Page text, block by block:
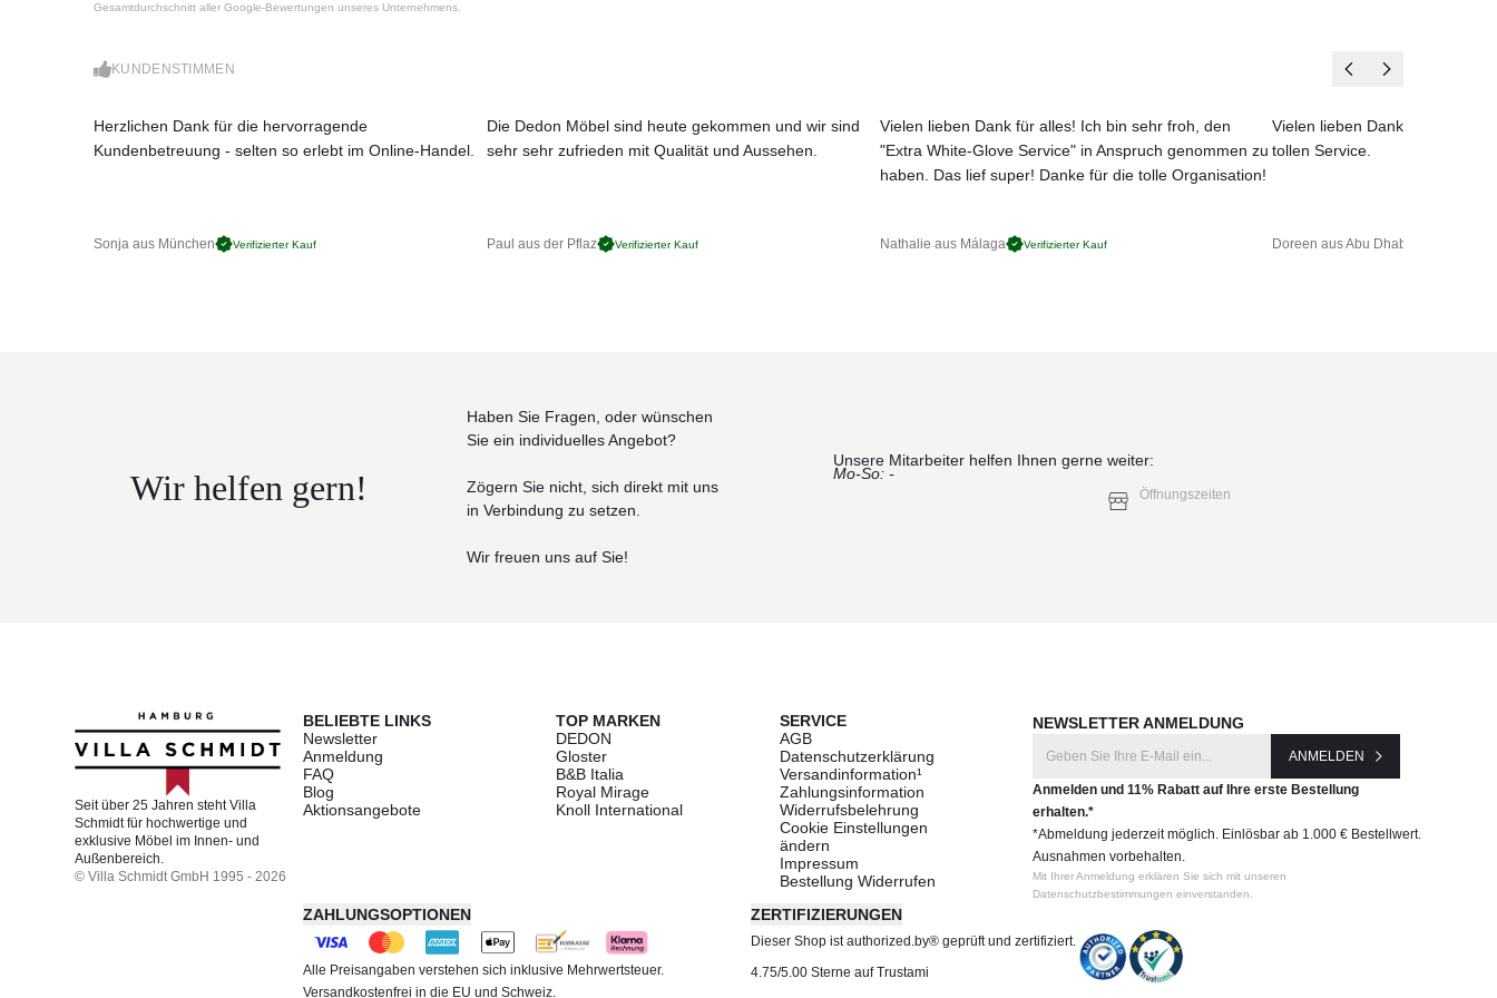
Gestell aus Edelstahl gebürstet
Maße: (B × T × H)
90,5 × 75 × 78,8 cm
JETZT MUSTER BESTELLEN
Gesamtdurchschnitt aller Google-Bewertungen unseres Unternehmens.
KUNDENSTIMMEN
Herzlichen Dank für die hervorragende
Kundenbetreuung - selten so erlebt im Online-Handel.
Sonja aus München Verifizierter Kauf
Die Dedon Möbel sind heute gekommen und wir sind
sehr sehr zufrieden mit Qualität und Aussehen.
Paul aus der Pflaz Verifizierter Kauf
Vielen lieben Dank für alles! Ich bin sehr froh, den
"Extra White-Glove Service" in Anspruch genommen zu
haben. Das lief super! Danke für die tolle Organisation!
Nathalie aus Málaga Verifizierter Kauf
Vielen lieben Dank für das
tollen Service.
Doreen aus Abu Dhabi
Wir helfen gern!
Haben Sie Fragen, oder wünschen
Sie ein individuelles Angebot?
Zögern Sie nicht, sich direkt mit uns
in Verbindung zu setzen.
Wir freuen uns auf Sie!
Unsere Mitarbeiter helfen Ihnen gerne weiter:
Mo-So: -
Öffnungszeiten
Seit über 25 Jahren steht Villa
Schmidt für hochwertige und
exklusive Möbel im Innen- und
Außenbereich.
© Villa Schmidt GmbH 1995 - 2026
BELIEBTE LINKS
Newsletter
Anmeldung
FAQ
Blog
Aktionsangebote
TOP MARKEN
DEDON
Gloster
B&B Italia
Royal Mirage
Knoll International
SERVICE
AGB
Datenschutzerklärung
Versandinformation¹
Zahlungsinformation
Widerrufsbelehrung
Cookie Einstellungen
ändern
Impressum
Bestellung Widerrufen
NEWSLETTER ANMELDUNG
ANMELDEN
Anmelden und 11% Rabatt auf Ihre erste Bestellung
erhalten.*
*Abmeldung jederzeit möglich. Einlösbar ab 1.000 € Bestellwert.
Ausnahmen vorbehalten.
Mit Ihrer Anmeldung erklären Sie sich mit unseren
Datenschutzbestimmungen einverstanden.
ZAHLUNGSOPTIONEN
Alle Preisangaben verstehen sich inklusive Mehrwertsteuer.
Versandkostenfrei in die EU und Schweiz.
ZERTIFIZIERUNGEN
Dieser Shop ist authorized.by® geprüft und zertifiziert.
4.75/5.00 Sterne auf Trustami